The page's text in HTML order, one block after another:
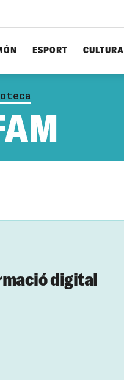
ESPORT CULTURA
digital